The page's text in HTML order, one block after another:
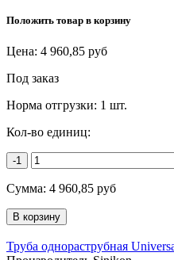
Положить товар в корзину
Цена: 4 960,85 руб
Под заказ
Норма отгрузки: 1 шт.
Кол-во единиц:
-1
Сумма: 4 960,85 руб
Труба однораструбная